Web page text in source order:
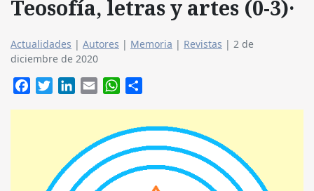
Teosofía, letras y artes (0-3)·
Actualidades | Autores | Memoria | Revistas | 2 de
diciembre de 2020
FacebookTwitterLinkedIn
Email WhatsApp